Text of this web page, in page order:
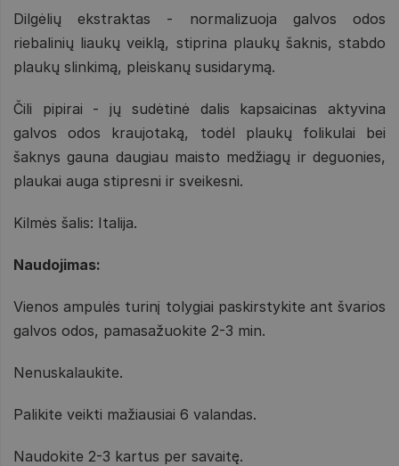
Dilgėlių ekstraktas - normalizuoja galvos odos
riebalinių liaukų veiklą, stiprina plaukų šaknis, stabdo
plaukų slinkimą, pleiskanų susidarymą.
Čili pipirai - jų sudėtinė dalis kapsaicinas aktyvina
galvos odos kraujotaką, todėl plaukų folikulai bei
šaknys gauna daugiau maisto medžiagų ir deguonies,
plaukai auga stipresni ir sveikesni.
Kilmės šalis: Italija.
Naudojimas:
Vienos ampulės turinį tolygiai paskirstykite ant švarios
galvos odos, pamasažuokite 2-3 min.
Nenuskalaukite.
Palikite veikti mažiausiai 6 valandas.
Naudokite 2-3 kartus per savaitę.